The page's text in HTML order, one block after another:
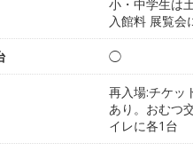
小・中学生は
入館料 展覧会
◯
再入場:チケッ
あり。おむつ
イレに各1台